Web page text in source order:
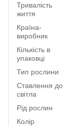
Тривалість
життя
Країна-
виробник
Кількість в
упаковці
Тип рослини
Ставлення до
світла
Рід рослин
Колір